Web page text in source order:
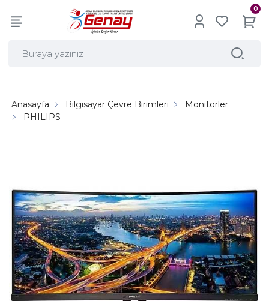
0
Anasayfa Bilgisayar Çevre Birimleri
Monitörler
PHILIPS